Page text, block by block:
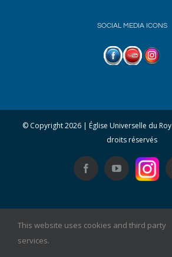
SOCIAL MEDIA ICONS
© Copyright2026 | Église Universelle du
droits réservés
FacebookYouTube
This website uses cookies and third party
services.